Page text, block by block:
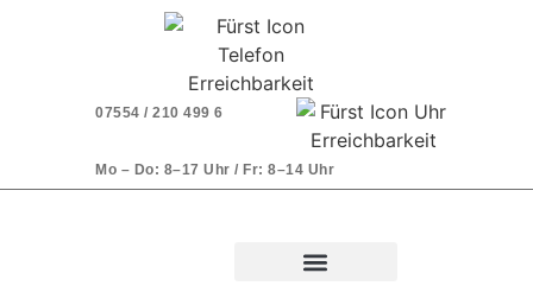
07554 / 210 499 6
Mo – Do: 8–17 Uhr / Fr: 8–14 Uhr